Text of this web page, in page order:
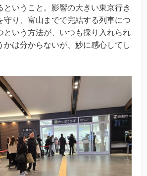
ということ。影響の大きい東京行き
守り、富山までで完結する列車につ
という方法が、いつも採り入れられ
かは分からないが、妙に感心してし